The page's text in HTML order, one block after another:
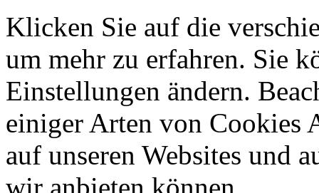
Klicken Sie auf die
um mehr zu erfahren. Sie
Einstellungen ändern.
einiger Arten von Cookies
auf unseren Websites und